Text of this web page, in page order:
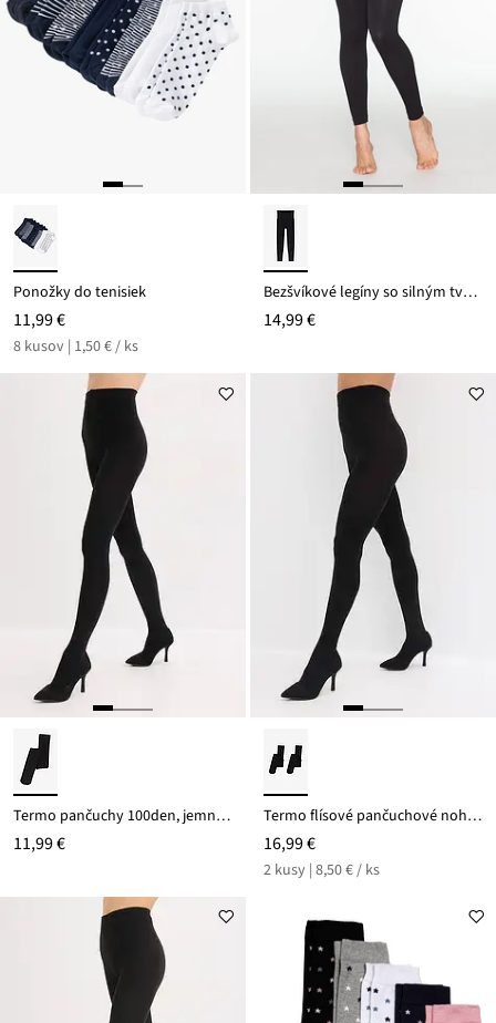
Ponožky do tenisiek
11,99 €
8 kusov | 1,50 € / ks
Bezšvíkové legíny so silným tvarujúcim efektom
14,99 €
Termo pančuchy 100den, jemný flís
11,99 €
Termo flísové pančuchové nohavice 140den (2 ks), s jemným flísom
16,99 €
2 kusy | 8,50 € / ks